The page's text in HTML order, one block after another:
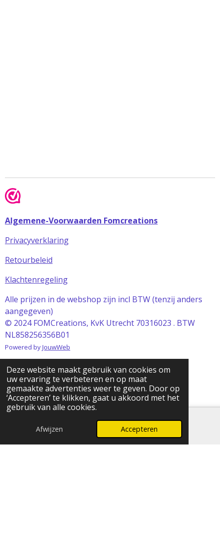
Deze website maakt gebruik van cookies om
uw ervaring te verbeteren en op maat
gemaakte advertenties weer te geven. Door op
‘Accepteren’ te klikken, gaat u akkoord met het
gebruik van alle cookies.
Afwijzen Accepteren
Algemene-Voorwaarden Fomcreations
Privacyverklaring
Retourbeleid
Klachtenregeling
Alle prijzen in de webshop zijn incl BTW (tenzij anders
aangegeven)
© 2024 FOMCreations, KvK Utrecht 70316023 . BTW
NL858256356B01
Powered byJouwWeb
E-mailadres